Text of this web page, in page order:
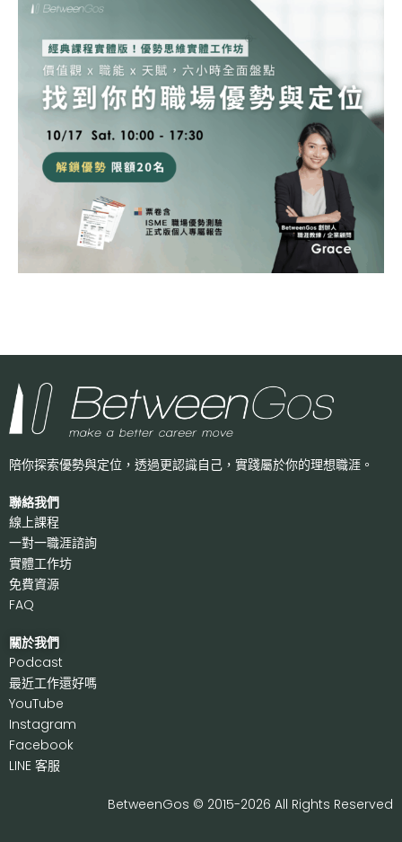
陪你探索優勢與定位，透過更認識自己， 實踐屬於你的理想職涯。
聯絡我們
線上課程
一對一職涯諮詢
實體工作坊
免費資源
FAQ
關於我們
Podcast
最近工作還好嗎
YouTube
Instagram
Facebook
LINE 客服
BetweenGos © 2015-2026 All Rights Reserved